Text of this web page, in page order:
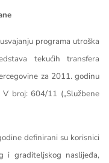
programa utroška
tekućih transfera
za 2011. godinu
broj: 604/11 („Službene
definirani su korisnici
i graditeljskog naslijeđa,